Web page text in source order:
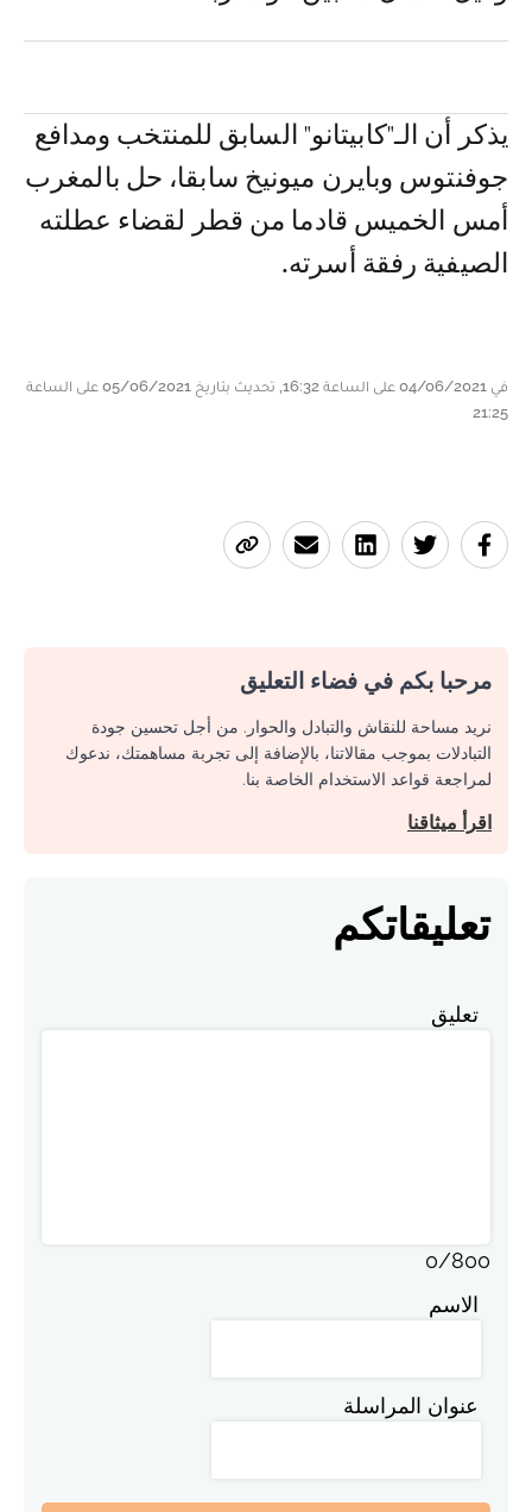
يذكر أن الـ"كابيتانو" السابق للمنتخب ومدافع
جوفنتوس وبايرن ميونيخ سابقا، حل بالمغرب
أمس الخميس قادما من قطر لقضاء عطلته
الصيفية رفقة أسرته.
في 04/06/2021 على الساعة 16:32, تحديث بتاريخ 05/06/2021 على الساعة
21:25
مرحبا بكم في فضاء التعليق
نريد مساحة للنقاش والتبادل والحوار. من أجل تحسين جودة
التبادلات بموجب مقالاتنا، بالإضافة إلى تجربة مساهمتك، ندعوك
لمراجعة قواعد الاستخدام الخاصة بنا.
اقرأ ميثاقنا
تعليقاتكم
تعليق
0/800
الاسم
عنوان المراسلة